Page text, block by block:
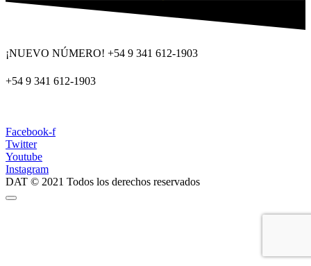
¡NUEVO NÚMERO! +54 9 341 612-1903
+54 9 341 612-1903
Facebook-f
Twitter
Youtube
Instagram
DAT © 2021 Todos los derechos reservados